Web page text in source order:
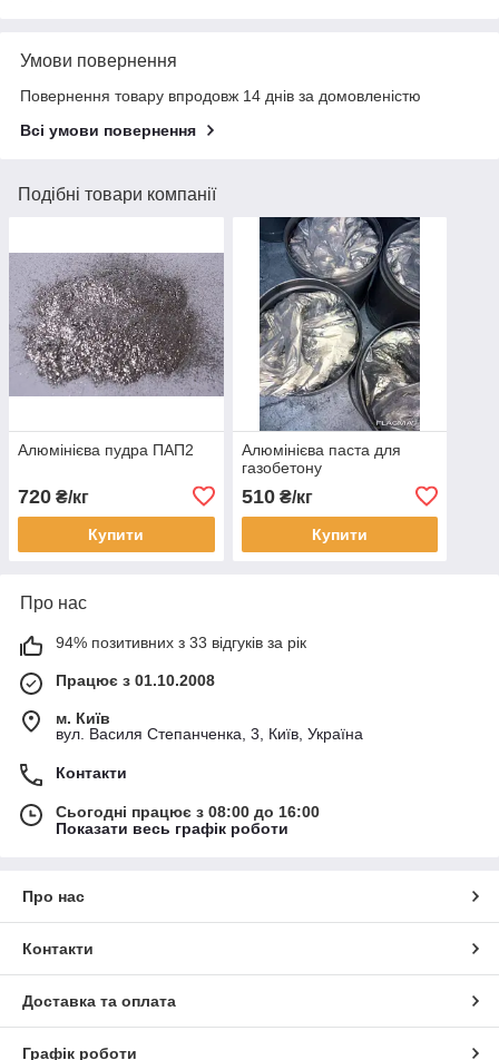
Умови повернення
Повернення товару впродовж 14 днів за домовленістю
Всі умови повернення
Подібні товари компанії
Алюмінієва пудра ПАП2
720 ₴/кг
Купити
Алюмінієва паста для
газобетону
510₴/кг
Купити
Про нас
94% позитивних з 33 відгуків за рік
Працює з 01.10.2008
м. Київ
вул. Василя Степанченка, 3, Київ, Україна
Контакти
Сьогодні працює з 08:00 до 16:00
Показати весь графік роботи
Про нас
Контакти
Доставка та оплата
Графік роботи